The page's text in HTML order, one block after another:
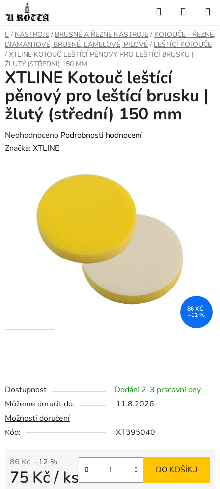
na
obsah
Hledat
KOŠÍK
DOMŮ
/ NÁSTROJE / BRUSNÉ A ŘEZNÉ NÁSTROJE / KOTOUČE - ŘEZNÉ,
DIAMANTOVÉ, BRUSNÉ, LAMELOVÉ, PILOVÉ / LEŠTÍCÍ KOTOUČE
/ XTLINE KOTOUČ LEŠTÍCÍ PĚNOVÝ PRO LEŠTÍCÍ BRUSKU |
ŽLUTÝ (STŘEDNÍ) 150 MM
Dostupnost
Dodání 2-3 pracovní dny
Můžeme doručit do:
11.8.2026
Možnosti doručení
Kód:
XT395040
86 Kč –12 %
75 Kč/ ks DO KOŠÍKU
XTLINE Kotouč leštící
pěnový pro leštící brusku |
žlutý (střední) 150 mm
Průměrné
hodnocení
hvězdiček.
Neohodnoceno Podrobnosti hodnocení
Značka: XTLINE
86 KČ
–12 %